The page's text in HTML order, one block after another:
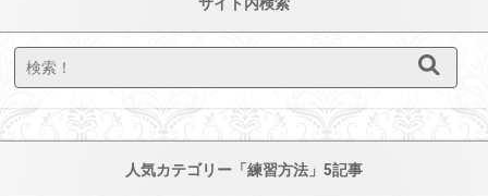
人気カテゴリー「練習方法」5記事